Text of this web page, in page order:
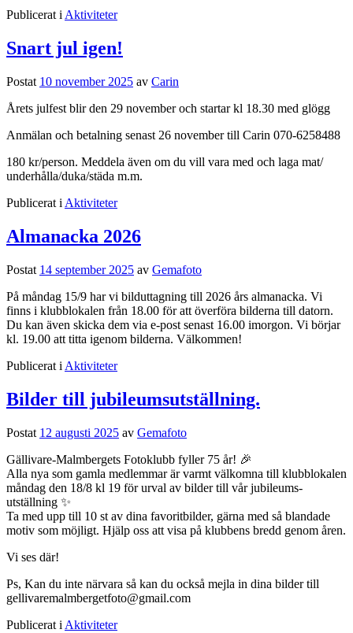
Publicerat iAktiviteter
Snart jul igen!
Postat 10 november 2025 av Carin
Årets julfest blir den 29 november och startar kl 18.30 med glögg
Anmälan och betalning senast 26 november till Carin 070-6258488
180 kr/person. Meddela även om du vill vara med och laga mat/
underhålla/duka/städa m.m.
Publicerat i Aktiviteter
Almanacka 2026
Postat 14 september 2025 av Gemafoto
På måndag 15/9 har vi bilduttagning till 2026 års almanacka. Vi
finns i klubblokalen från 18.00 för att överföra bilderna till datorn.
Du kan även skicka dem via e-post senast 16.00 imorgon. Vi börjar
kl. 19.00 att titta igenom bilderna. Välkommen!
Publicerat i Aktiviteter
Bilder till jubileumsutställning.
Postat 12 augusti 2025 av Gemafoto
Gällivare-Malmbergets Fotoklubb fyller 75 år! 🎉
Alla nya som gamla medlemmar är varmt välkomna till klubblokalen
måndag den 18/8 kl 19 för urval av bilder till vår jubileums-
utställning ✨
Ta med upp till 10 st av dina favoritbilder, gärna med så blandade
motiv som möjligt. Hjälp oss att visa på klubbens bredd genom åren.
Vi ses där!
Ps, Kan du inte närvara så kan du också mejla in dina bilder till
gellivaremalmbergetfoto@gmail.com
Publicerat i Aktiviteter